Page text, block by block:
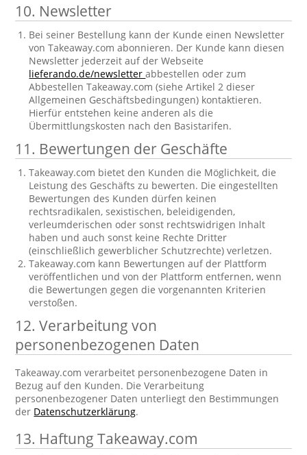
10. Newsletter
Bei seiner Bestellung kann der Kunde einen Newsletter
von Takeaway.com abonnieren. Der Kunde kann diesen
Newsletter jederzeit auf der Webseite
lieferando.de/newsletterabbestellen oder zum
Abbestellen Takeaway.com (siehe Artikel 2 dieser
Allgemeinen Geschäftsbedingungen) kontaktieren.
Hierfür entstehen keine anderen als die
Übermittlungskosten nach den Basistarifen.
11. Bewertungen der Geschäfte
Takeaway.com bietet den Kunden die Möglichkeit, die
Leistung des Geschäfts zu bewerten. Die eingestellten
Bewertungen des Kunden dürfen keinen
rechtsradikalen, sexistischen, beleidigenden,
verleumderischen oder sonst rechtswidrigen Inhalt
haben und auch sonst keine Rechte Dritter
(einschließlich gewerblicher Schutzrechte) verletzen.
Takeaway.com kann Bewertungen auf der Plattform
veröffentlichen und von der Plattform entfernen, wenn
die Bewertungen gegen die vorgenannten Kriterien
verstoßen.
12. Verarbeitung von
personenbezogenen Daten
Takeaway.com verarbeitet personenbezogene Daten in
Bezug auf den Kunden. Die Verarbeitung
personenbezogener Daten unterliegt den Bestimmungen
der Datenschutzerklärung.
13. Haftung Takeaway.com